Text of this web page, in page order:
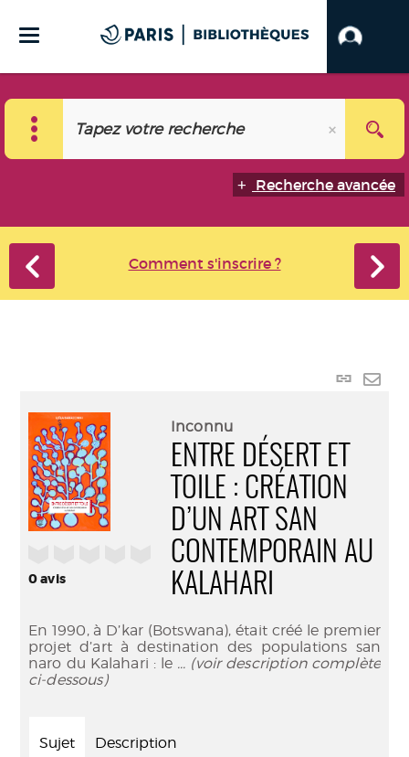
Recherche avancée
Comment s'inscrire ?
Lien
0avis
Inconnu
ENTRE DÉSERT ET
TOILE : CRÉATION
D’UN ART SAN
CONTEMPORAIN AU
KALAHARI
En 1990, à D’kar (Botswana), était créé le premier
projet d’art à destination des populations san
naro du Kalahari : le ... (voir description complète
ci-dessous)
Sujet Description